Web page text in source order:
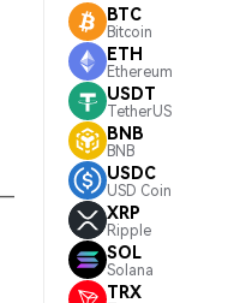
BTC
Bitcoin
ETH
Ethereum
USDT
TetherUS
BNB
BNB
USDC
USD Coin
XRP
Ripple
SOL
Solana
TRX